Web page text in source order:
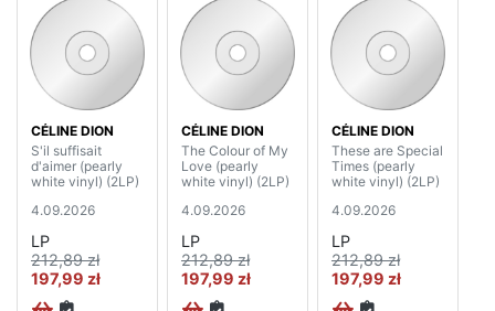
CÉLINE DION
S'il suffisait
d'aimer (pearly
white vinyl) (2LP)
4.09.2026
LP
212,89 zł
197,99 zł
CÉLINE DION
The Colour of My
Love (pearly
white vinyl) (2LP)
4.09.2026
LP
212,89 zł
197,99 zł
CÉLINE DION
These are Special
Times (pearly
white vinyl) (2LP)
4.09.2026
LP
212,89 zł
197,99 zł